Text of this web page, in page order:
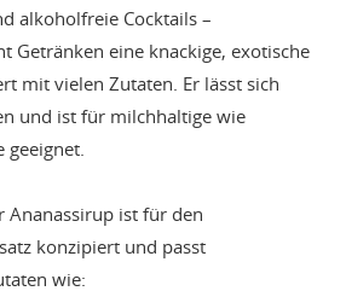
alkoholfreie Cocktails –
Getränken eine knackige, exotische
mit vielen Zutaten. Er lässt sich
und ist für milchhaltige wie
geeignet.
Ananassirup ist für den
konzipiert und passt
wie: